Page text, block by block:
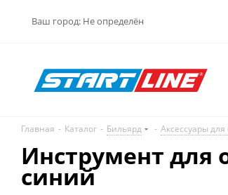
Ваш город: Не определён
Главная - Каталог - Бильярд - Аксессуары
Инструмент для
синий